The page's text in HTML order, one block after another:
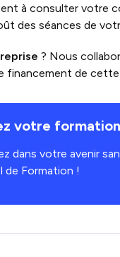
à consulter votre
des séances de
? Nous
financement de
votre
dans votre avenir
de Formation !